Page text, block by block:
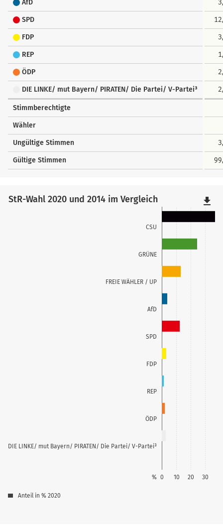
AfD
SPD
FDP
REP
ÖDP
DIE LINKE/ mut Bayern/ PIRATEN/ Die Partei/ V-Partei³
Stimmberechtigte
Wähler
Ungültige Stimmen
Gültige Stimmen
CSU
GRÜNE
FREIE WÄHLER / UP
AfD
SPD
FDP
REP
ÖDP
DIE LINKE/ mut Bayern/ PIRATEN/ Die Partei/ V-Partei³
0 10 20 30
%
StR-Wahl 2020 und 2014 im Vergleich
Anteil in % 2020
file_download